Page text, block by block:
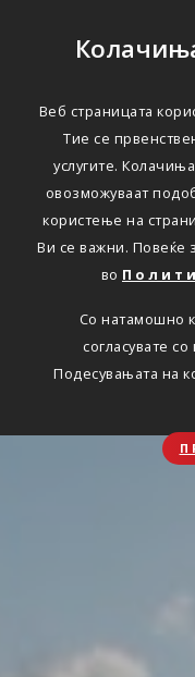
Веб страницата
Тие се
услугите.
овозможуваат
користење на
Ви се важни. Повеќе
во
Со натамошно
согласувате
Подесувањата на